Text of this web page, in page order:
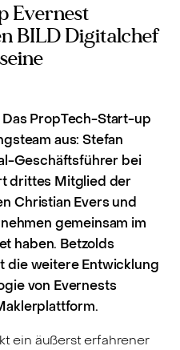
Evernest
BILD Digitalchef
Das PropTech-Start-up
aus: Stefan
Geschäftsführer bei
drittes Mitglied der
Christian Evers und
gemeinsam im
haben. Betzolds
die weitere Entwicklung
von Evernests
ein äußerst erfahrener